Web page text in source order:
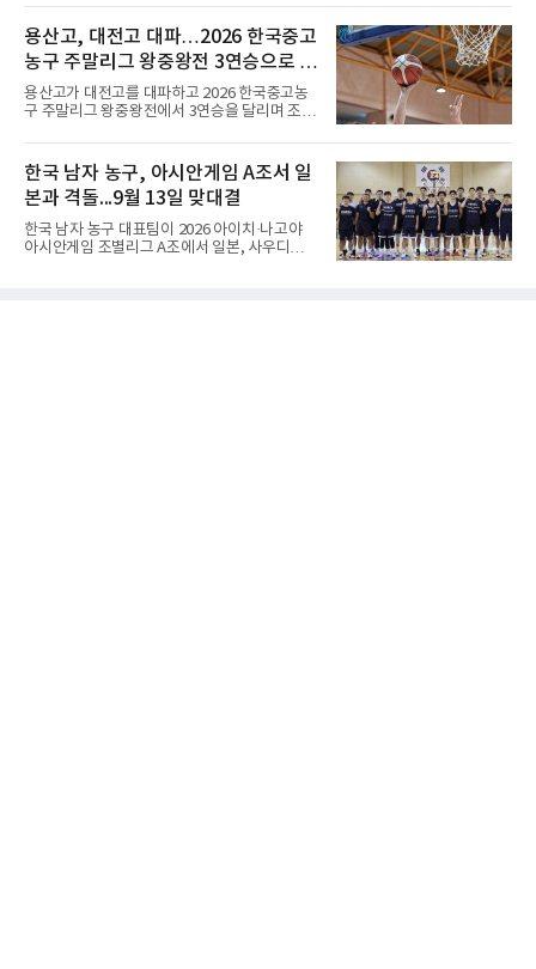
최장 1년의 회복이 필요하다. 알카라스는 수술
은 받지 않았다. 라켓
이 먼저 두되 백에게 덤을 주지 않는 방식이다.
요즘 프로기사들의 대국은 대부분 ‘호선(互
先)’으로 치러지고, 백에게 6집 반 또는 7집 반의
덤을 주는 것이 일반적이다. (본 코너 1868회 ‘바
둑에서 왜 ‘호선(互先)’이라 말할까‘ 참조) 반면
정선에서는 흑이 먼저 두는 대신 덤이 없다. 한국
기원 역시 기력 차이를 표시하는 기준에서 정선
상선(先相先), 선이선(先二先) 등 여러 단계가
용산고, 대전고 대파…2026 한국중고
농구 주말리그 왕중왕전 3연승으로 조
1위 16강 진출
용산고가 대전고를 대파하고 2026 한국중고농
구 주말리그 왕중왕전에서 3연승을 달리며 조 1
우슬체육관에서 열린 대회 남고부 B조 예선 3차
전에서 대전고를 상대로 주전 선수들의 고른 활
약을 앞세워 108-33으로 대승을 거뒀다.용산고
는 배대범이 22점, 김민기가 19점, 이승민이 13
점을 올리며 공격을 이끌었다. 경기 초반부터 주
도권을 잡은 용산고는 일찌감치 승기를 굳히며
대전고에 큰 점수 차 승리를 거뒀다.이로써 용산
한국 남자 농구, 아시안게임 A조서 일
본과 격돌...9월 13일 맞대결
한국 남자 농구 대표팀이 2026 아이치·나고야
아시안게임 조별리그 A조에서 일본, 사우디아라